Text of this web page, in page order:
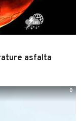
asfalta
0